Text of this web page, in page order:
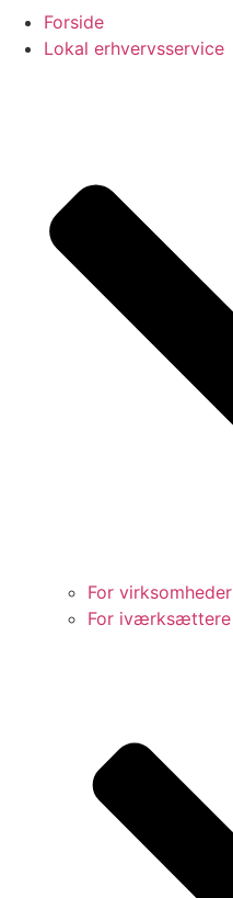
Forside
Lokal erhvervsservice
For virksomheder
For iværksættere